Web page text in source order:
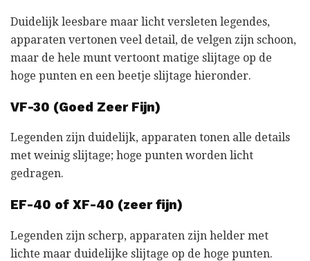
Duidelijk leesbare maar licht versleten legendes,
apparaten vertonen veel detail, de velgen zijn schoon,
maar de hele munt vertoont matige slijtage op de
hoge punten en een beetje slijtage hieronder.
VF-30 (Goed Zeer Fijn)
Legenden zijn duidelijk, apparaten tonen alle details
met weinig slijtage; hoge punten worden licht
gedragen.
EF-40 of XF-40 (zeer fijn)
Legenden zijn scherp, apparaten zijn helder met
lichte maar duidelijke slijtage op de hoge punten.